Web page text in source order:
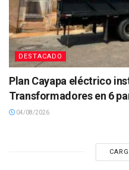
DESTACADO
Plan Cayapa eléctrico
Transformadores en 6
04/08/2026